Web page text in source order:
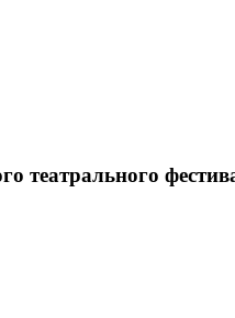
театрального